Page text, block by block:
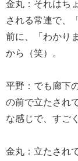
金丸：それはち
される常連で、
前に、「わかり
から（笑）。
平野：でも廊下
の前で立たされ
な感じで、すご
金丸：立たされ